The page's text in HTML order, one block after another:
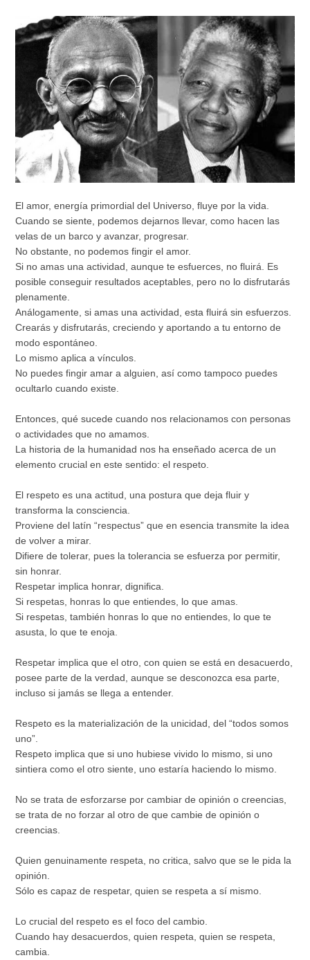
El amor, energía primordial del Universo, fluye por la vida.
Cuando se siente, podemos dejarnos llevar, como hacen las
velas de un barco y avanzar, progresar.
No obstante, no podemos fingir el amor.
Si no amas una actividad, aunque te esfuerces, no fluirá. Es
posible conseguir resultados aceptables, pero no lo disfrutarás
plenamente.
Análogamente, si amas una actividad, esta fluirá sin esfuerzos.
Crearás y disfrutarás, creciendo y aportando a tu entorno de
modo espontáneo.
Lo mismo aplica a vínculos.
No puedes fingir amar a alguien, así como tampoco puedes
ocultarlo cuando existe.
Entonces, qué sucede cuando nos relacionamos con personas
o actividades que no amamos.
La historia de la humanidad nos ha enseñado acerca de un
elemento crucial en este sentido: el respeto.
El respeto es una actitud, una postura que deja fluir y
transforma la consciencia.
Proviene del latín “respectus” que en esencia transmite la idea
de volver a mirar.
Difiere de tolerar, pues la tolerancia se esfuerza por permitir,
sin honrar.
Respetar implica honrar, dignifica.
Si respetas, honras lo que entiendes, lo que amas.
Si respetas, también honras lo que no entiendes, lo que te
asusta, lo que te enoja.
Respetar implica que el otro, con quien se está en desacuerdo,
posee parte de la verdad, aunque se desconozca esa parte,
incluso si jamás se llega a entender.
Respeto es la materialización de la unicidad, del “todos somos
uno”.
Respeto implica que si uno hubiese vivido lo mismo, si uno
sintiera como el otro siente, uno estaría haciendo lo mismo.
No se trata de esforzarse por cambiar de opinión o creencias,
se trata de no forzar al otro de que cambie de opinión o
creencias.
Quien genuinamente respeta, no critica, salvo que se le pida la
opinión.
Sólo es capaz de respetar, quien se respeta a sí mismo.
Lo crucial del respeto es el foco del cambio.
Cuando hay desacuerdos, quien respeta, quien se respeta,
cambia.
Tarifas según país de residencia para consultas de
registros akáshicos individuales:
Presencial
Online
Consultar honorarios para sesiones de más de un
consultante
Tarifas según país de residencia para consultas de
registros akáshicos individuales:
Presencial
Online
consultar honorarios para sesiones de más de un
consultante
* Convivencia
* Convivencia
* Convivencia